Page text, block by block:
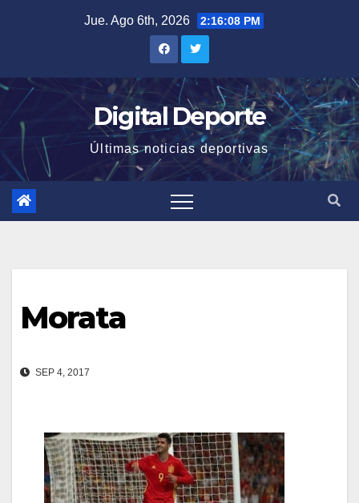
Jue. Ago 6th, 2026 2:16:09 PM
Digital Deporte
Últimas noticias deportivas
Morata
SEP 4, 2017